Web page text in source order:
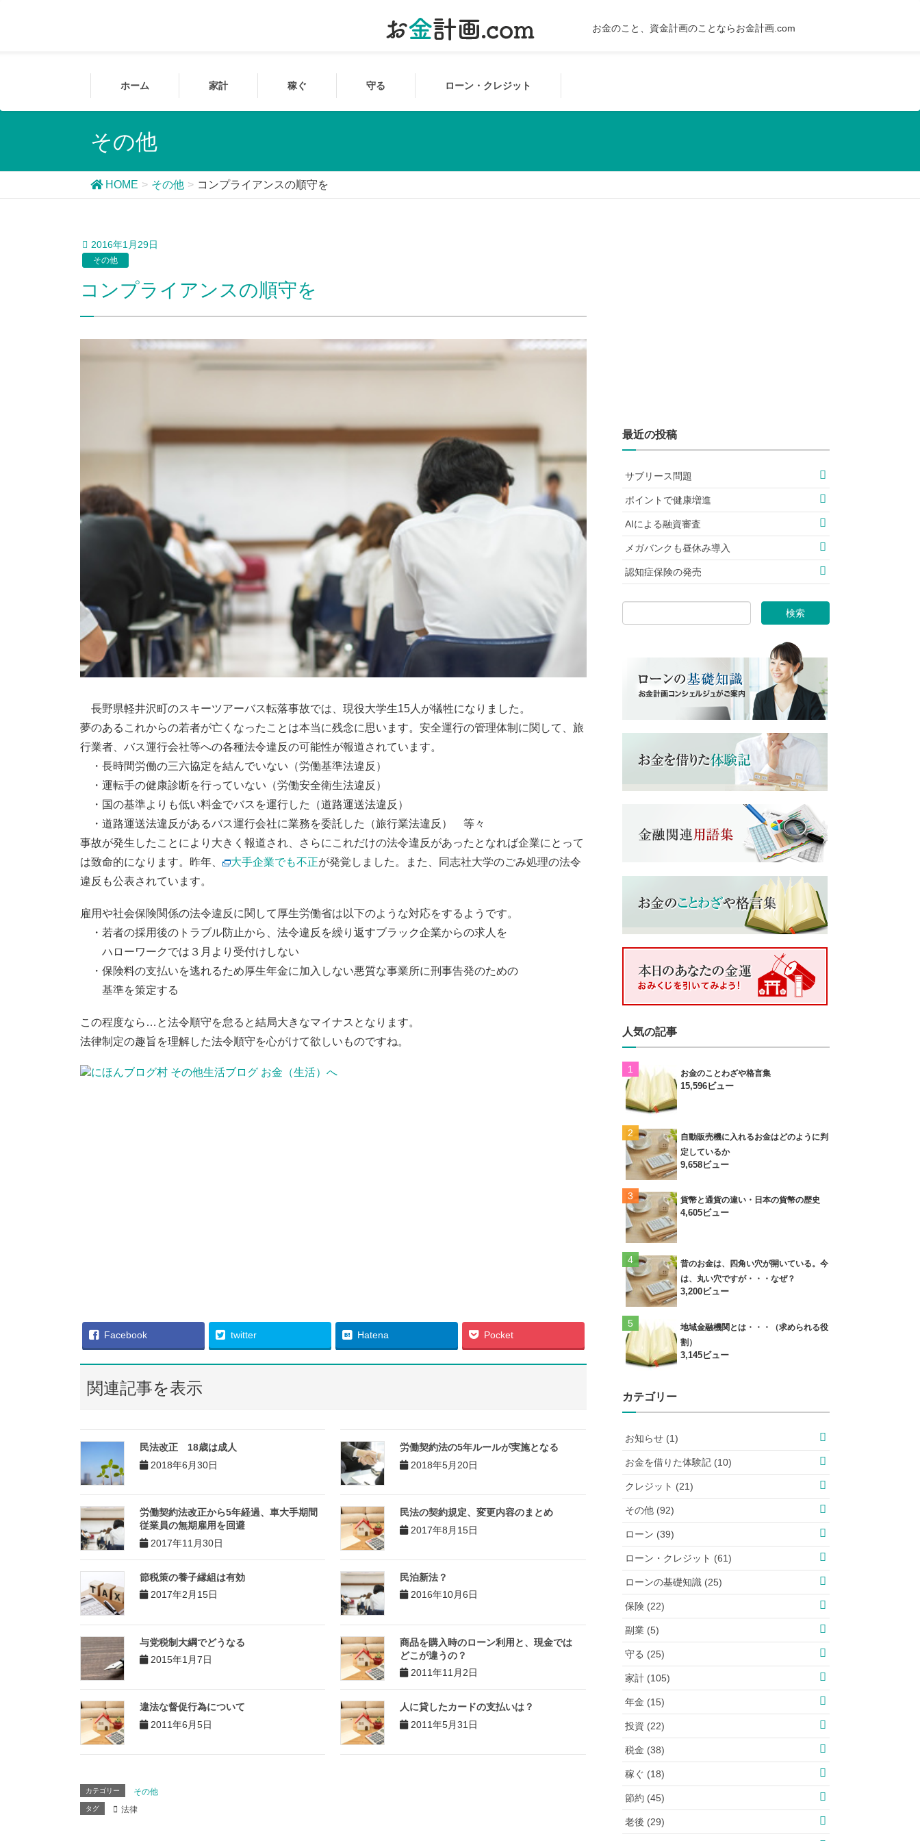
お金のこと、資金計画のことならお金計画.com
ホーム 家計 稼ぐ 守る ローン・クレジット
その他
HOME その他 コンプライアンスの順守を
2016年1月29日
その他
コンプライアンスの順守を
長野県軽井沢町のスキーツアーバス転落事故では、現役大学生15人が犠牲になりました。
夢のあるこれからの若者が亡くなったことは本当に残念に思います。安全運行の管理体制に関して、旅
行業者、バス運行会社等への各種法令違反の可能性が報道されています。
・長時間労働の三六協定を結んでいない（労働基準法違反）
・運転手の健康診断を行っていない（労働安全衛生法違反）
・国の基準よりも低い料金でバスを運行した（道路運送法違反）
・道路運送法違反があるバス運行会社に業務を委託した（旅行業法違反） 等々
事故が発生したことにより大きく報道され、さらにこれだけの法令違反があったとなれば企業にとって
は致命的になります。昨年、
大手企業でも不正が発覚しました。また、同志社大学のごみ処理の法令
違反も公表されています。
雇用や社会保険関係の法令違反に関して厚生労働省は以下のような対応をするようです。
・若者の採用後のトラブル防止から、法令違反を繰り返すブラック企業からの求人を
ハローワークでは３月より受付けしない
・保険料の支払いを逃れるため厚生年金に加入しない悪質な事業所に刑事告発のための
基準を策定する
この程度なら…と法令順守を怠ると結局大きなマイナスとなります。
法律制定の趣旨を理解した法令順守を心がけて欲しいものですね。
Facebook twitter Hatena Pocket
関連記事を表示
民法改正 18歳は成人
2018年6月30日
労働契約法の5年ルールが実施となる
2018年5月20日
労働契約法改正から5年経過、車大手期間
従業員の無期雇用を回避
2017年11月30日
民法の契約規定、変更内容のまとめ
2017年8月15日
節税策の養子縁組は有効
2017年2月15日
民泊新法？
2016年10月6日
与党税制大綱でどうなる
2015年1月7日
商品を購入時のローン利用と、現金では
どこが違うの？
2011年11月2日
違法な督促行為について
2011年6月5日
人に貸したカードの支払いは？
2011年5月31日
カテゴリー その他
タグ 法律
最近の投稿
サブリース問題
ポイントで健康増進
AIによる融資審査
メガバンクも昼休み導入
認知症保険の発売
人気の記事
お金のことわざや格言集
15,596ビュー
自動販売機に入れるお金はどのように判
定しているか
9,658ビュー
貨幣と通貨の違い・日本の貨幣の歴史
4,605ビュー
昔のお金は、四角い穴が開いている。今
は、丸い穴ですが・・・なぜ？
3,200ビュー
地域金融機関とは・・・（求められる役
割）
3,145ビュー
カテゴリー
お知らせ (1)
お金を借りた体験記 (10)
クレジット (21)
その他 (92)
ローン (39)
ローン・クレジット (61)
ローンの基礎知識 (25)
保険 (22)
副業 (5)
守る (25)
家計 (105)
年金 (15)
投資 (22)
税金 (38)
稼ぐ (18)
節約 (45)
老後 (29)